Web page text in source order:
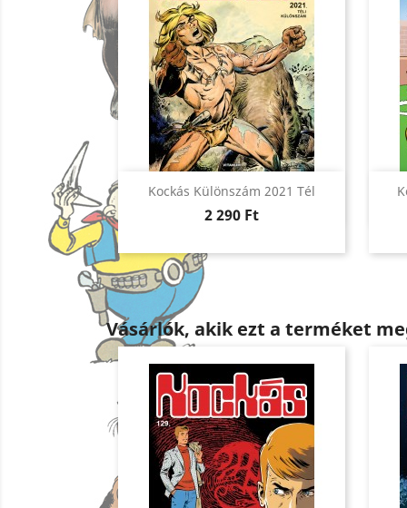
Kockás Különszám 2021 Tél
Ár
2 290 Ft
Előnézet
Vásárlók, akik ezt a terméket